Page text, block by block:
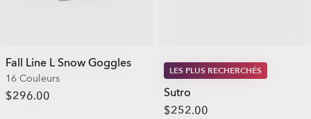
Fall Line L Snow Goggles
16 Couleurs
$296.00
LES PLUS RECHERCHÉS
Sutro
$252.00